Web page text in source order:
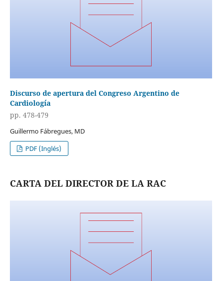
Discurso de apertura del Congreso Argentino de
Cardiología
pp. 478-479
Guillermo Fábregues, MD
PDF (Inglés)
CARTA DEL DIRECTOR DE LA RAC